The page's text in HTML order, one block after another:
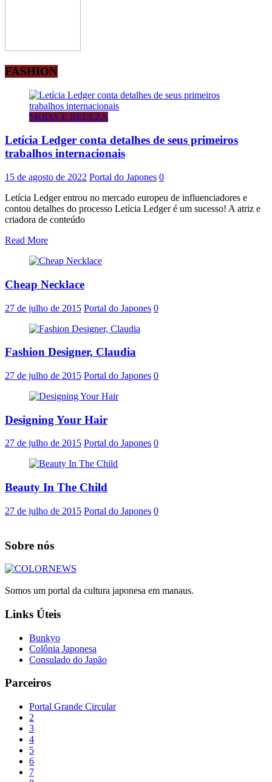
FASHION
MODA E BELEZA
Letícia Ledger conta detalhes de seus primeiros
trabalhos internacionais
15 de agosto de 2022 Portal do Japones 0
Letícia Ledger entrou no mercado europeu de influenciadores e
contou detalhes do processo Letícia Ledger é um sucesso! A atriz e
criadora de conteúdo
Read More
Cheap Necklace
27 de julho de 2015 Portal do Japones 0
Fashion Designer, Claudia
27 de julho de 2015 Portal do Japones 0
Designing Your Hair
27 de julho de 2015 Portal do Japones 0
Beauty In The Child
27 de julho de 2015 Portal do Japones 0
Sobre nós
Somos um portal da cultura japonesa em manaus.
Links Úteis
Bunkyo
Colônia Japonesa
Consulado do Japão
Parceiros
Portal Grande Circular
2
3
4
5
6
7